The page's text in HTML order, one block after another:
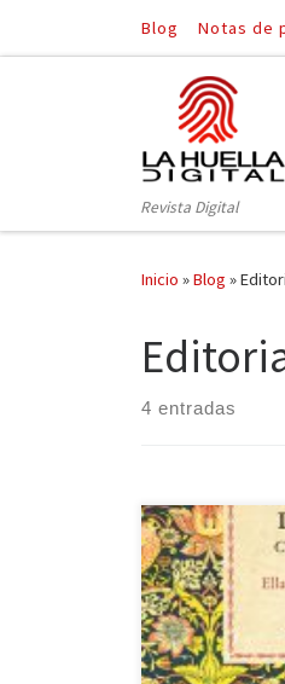
Saltar al contenido
Blog Notas de
Revista Digital
Inicio »Blog »
4 entradas
Lectores y
especímenes
¿cuántas veces
habéis dicho
es un libro? Y da